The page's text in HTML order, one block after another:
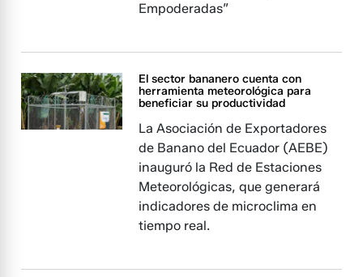
Empoderadas”
El sector bananero cuenta con
herramienta meteorológica para
beneficiar su productividad
La Asociación de Exportadores
de Banano del Ecuador (AEBE)
inauguró la Red de Estaciones
Meteorológicas, que generará
indicadores de microclima en
tiempo real.